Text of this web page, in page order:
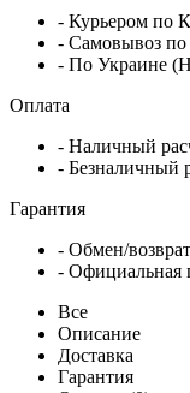
- Курьером по
- Самовывоз
- По Украине
Оплата
- Наличный
- Безналичный
Гарантия
- Обмен/
- Официальная
Все
Описание
Доставка
Гарантия